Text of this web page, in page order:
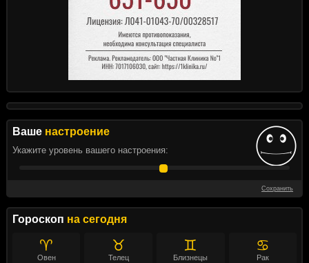
Ваше настроение
Укажите уровень вашего настроения:
Сохранить
Гороскоп на сегодня
♈
Овен
♉
Телец
♊
Близнецы
♋
Рак